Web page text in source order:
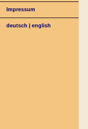
Impressum
deutsch |english